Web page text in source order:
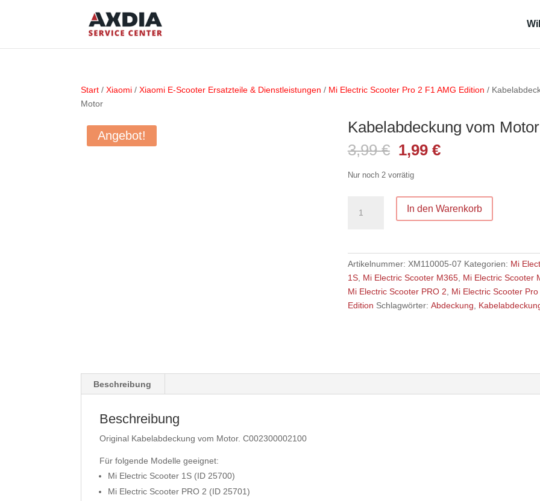
Start /Xiaomi /Xiaomi E-Scooter Ersatzteile & Dienstleistungen / Mi Electric Scooter Pro 2 F1 AMG Edition /
Motor
Angebot!
Kabelabdeckung vom Motor
3,99€ Ursprünglicher
Preis
war:
1,99 €Aktueller
Nur noch 2 vorrätig
vom
In den Warenkorb
Artikelnummer: XM110005-07 Kategorien: Mi
1S, Mi Electric Scooter M365, Mi Electric Scooter
Mi Electric Scooter PRO 2
Mi Electric Scooter
Edition Schlagwörter: Abdeckung
Beschreibung
Beschreibung
Original Kabelabdeckung vom Motor. C002300002100
Für folgende Modelle geeignet:
Mi Electric Scooter 1S (ID 25700)
Mi Electric Scooter PRO 2 (ID 25701)